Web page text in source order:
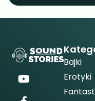
Bajki
Erotyki